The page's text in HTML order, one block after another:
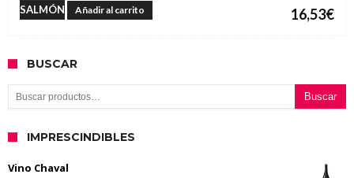
SALMÓN 16,53€
Añadir al carrito
BUSCAR
IMPRESCINDIBLES
Vino Chaval